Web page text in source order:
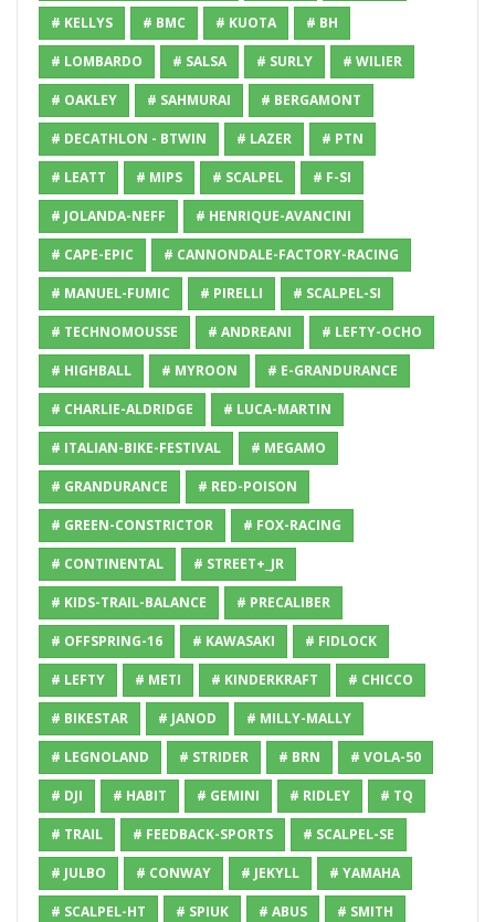
# KELLYS # BMC # KUOTA # BH
# LOMBARDO # SALSA # SURLY # WILIER
# OAKLEY # SAHMURAI # BERGAMONT
# DECATHLON - BTWIN # LAZER # PTN
# LEATT # MIPS # SCALPEL # F-SI
# JOLANDA-NEFF # HENRIQUE-AVANCINI
# CAPE-EPIC # CANNONDALE-FACTORY-RACING
# MANUEL-FUMIC # PIRELLI # SCALPEL-SI
# TECHNOMOUSSE # ANDREANI # LEFTY-OCHO
# HIGHBALL # MYROON # E-GRANDURANCE
# CHARLIE-ALDRIDGE # LUCA-MARTIN
# ITALIAN-BIKE-FESTIVAL # MEGAMO
# GRANDURANCE # RED-POISON
# GREEN-CONSTRICTOR # FOX-RACING
# CONTINENTAL # STREET+_JR
# KIDS-TRAIL-BALANCE # PRECALIBER
# OFFSPRING-16 # KAWASAKI # FIDLOCK
# LEFTY # METI # KINDERKRAFT # CHICCO
# BIKESTAR # JANOD # MILLY-MALLY
# LEGNOLAND # STRIDER # BRN # VOLA-50
# DJI # HABIT # GEMINI # RIDLEY # TQ
# TRAIL # FEEDBACK-SPORTS # SCALPEL-SE
# JULBO # CONWAY # JEKYLL # YAMAHA
# SCALPEL-HT # SPIUK # ABUS # SMITH